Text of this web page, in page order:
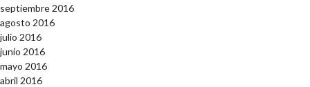
septiembre 2016
agosto 2016
julio 2016
junio 2016
mayo 2016
abril 2016